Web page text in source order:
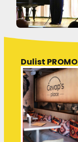
Dulist PROMO